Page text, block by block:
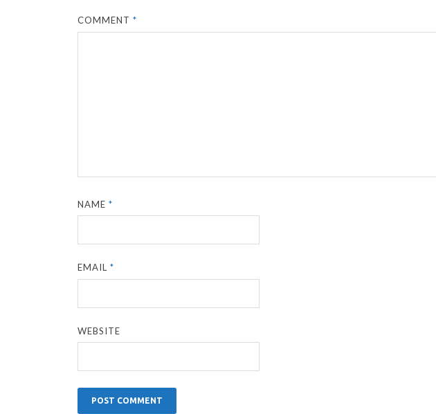
COMMENT*
NAME*
EMAIL*
WEBSITE